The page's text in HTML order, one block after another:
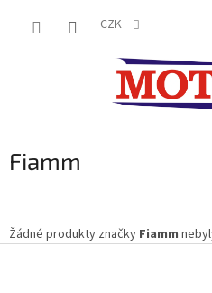
CZK
Fiamm
Žádné produkty značky Fiamm